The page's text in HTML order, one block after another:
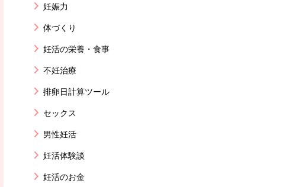
妊娠力
体づくり
妊活の栄養・食事
不妊治療
排卵日計算ツール
セックス
男性妊活
妊活体験談
妊活のお金